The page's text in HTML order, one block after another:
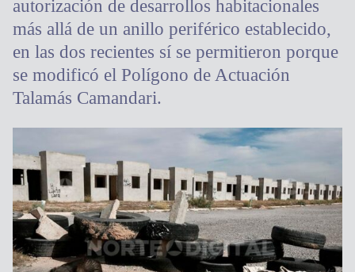
autorización de desarrollos habitacionales
más allá de un anillo periférico establecido,
en las dos recientes sí se permitieron porque
se modificó el Polígono de Actuación
Talamás Camandari.